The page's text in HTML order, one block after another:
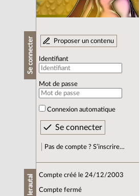
Se connecter Proposer un contenu
Identifiant
Mot de passe
Connexion automatique
Pas de compte ? S’inscrire…
lerautal Compte créé le 24/12/2003
Compte fermé